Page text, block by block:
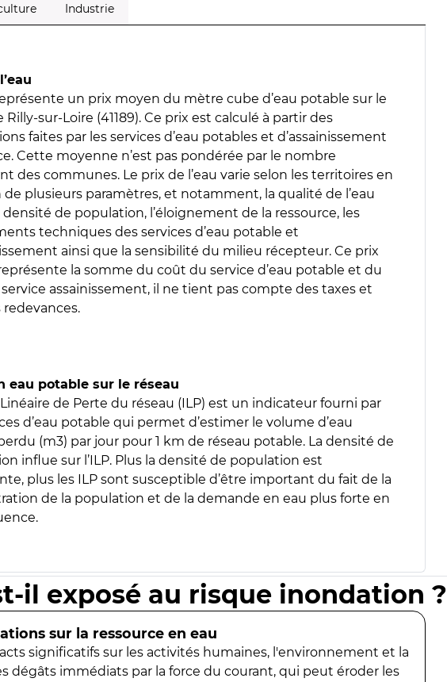
Industrie
un prix moyen du mètre cube d’eau potable sur le
sur-Loire (41189). Ce prix est calculé à partir des
faites par les services d’eau potables et d’assainissement
Cette moyenne n’est pas pondérée par le nombre
des communes. Le prix de l’eau varie selon les territoires en
plusieurs paramètres, et notamment, la qualité de l’eau
densité de population, l’éloignement de la ressource, les
techniques des services d’eau potable et
ainsi que la sensibilité du milieu récepteur. Ce prix
la somme du coût du service d’eau potable et du
assainissement, il ne tient pas compte des taxes et
redevances.
eau potable sur le réseau
Linéaire de Perte du réseau (ILP) est un indicateur fourni par
d’eau potable qui permet d’estimer le volume d’eau
(m3) par jour pour 1 km de réseau potable. La densité de
influe sur l’ILP. Plus la densité de population est
plus les ILP sont susceptible d’être important du fait de la
de la population et de la demande en eau plus forte en
il exposé au risque inondation ?
sur la ressource en eau
significatifs sur les activités humaines, l'environnement et la
dégâts immédiats par la force du courant, qui peut éroder les